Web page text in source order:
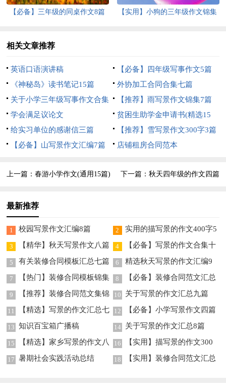
【必备】三年级的同桌作文8篇
【实用】小狗的三年级作文锦集
相关文章推荐
英语口语演讲稿
【必备】四年级写事作文5篇
《神秘岛》读书笔记15篇
外协加工合同合集七篇
关于小学三年级写事作文合集
十篇
【推荐】雨写景作文锦集7篇
学会满足议论文
贫困生助学金申请书(精选15
篇)
给实习单位的感谢信三篇
【推荐】雪写景作文300字3篇
【必备】山写景作文汇编7篇
店铺租房合同范本
上一篇：春游小学作文(通用15篇) 下一篇： 秋天四年级的作文四篇
最新推荐
1 校园写景作文汇编8篇 2
实用的描写景的作文400字5
篇
3 【精华】秋天写景作文八篇 4
【必备】写景的作文合集十
篇
5 有关装修合同模板汇总七篇 6
精选秋天写景的作文汇编9
篇
7
【热门】装修合同模板锦集
五篇
8
【必备】装修合同范文汇总
十篇
9
【推荐】装修合同范文集锦
9篇
10 关于写景的作文汇总九篇
11
【精选】写景的作文汇总七
篇
12 【必备】小学写景作文四篇
13 知识百宝箱广播稿 14 关于写景的作文汇总8篇
15
【精选】家乡写景的作文八
篇
16
【实用】描写景的作文300
字九篇
17 暑期社会实践活动总结 18
【实用】装修合同范文汇总